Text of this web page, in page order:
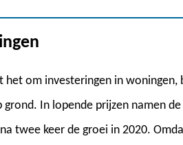
het om investeringen in woningen,
In lopende prijzen namen
twee keer de groei in 2020.